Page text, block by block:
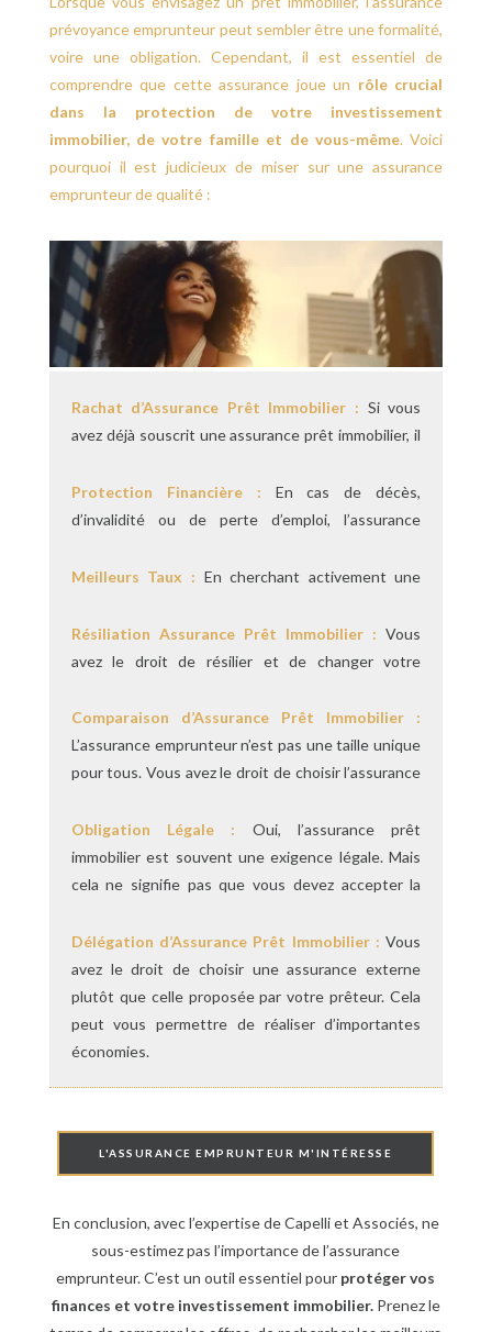
prévoyance emprunteur peut sembler être une formalité,
voire une obligation. Cependant, il est essentiel de
comprendre que cette assurance joue un rôle crucial
dans la protection de votre investissement
immobilier, de votre famille et de vous-même. Voici
pourquoi il est judicieux de miser sur une assurance
emprunteur de qualité :
Rachat d’Assurance Prêt Immobilier : Si vous
avez déjà souscrit une assurance prêt immobilier, il
opter pour une assurance plus avantageuse à tout
moment.
Protection Financière :
En cas de décès,
d’invalidité ou de perte d’emploi, l’assurance
votre prêt. Evitant ainsi à votre famille de
Meilleurs Taux : En cherchant activement une
taux plus bas. Ce qui peut considérablement
réduire le coût global de votre prêt immobilier.
Résiliation Assurance Prêt Immobilier : Vous
avez le droit de résilier et de changer votre
une opportunité constante de réduire vos
dépenses.
Comparaison d’Assurance Prêt Immobilier :
L’assurance emprunteur n’est pas une taille unique
pour tous. Vous avez le droit de choisir l’assurance
budget. Utilisez un comparateur d’assurance prêt
immobilier pour trouver la meilleure offre.
Obligation Légale :
Oui, l’assurance prêt
immobilier est souvent une exigence légale. Mais
cela ne signifie pas que vous devez accepter la
compétitifs pour économiser de l’argent à long
terme.
Délégation d’Assurance Prêt Immobilier : Vous
avez le droit de choisir une assurance externe
plutôt que celle proposée par votre prêteur. Cela
peut vous permettre de réaliser d’importantes
économies.
L'ASSURANCE EMPRUNTEUR M'INTÉRESSE
En conclusion, avec l’expertise de Capelli et Associés, ne
sous-estimez pas l’importance de l’assurance
emprunteur. C’est un outil essentiel pour protéger vos
finances et votre investissement immobilier.Prenez le